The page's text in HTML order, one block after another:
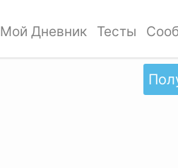
Мой Дневник Тесты